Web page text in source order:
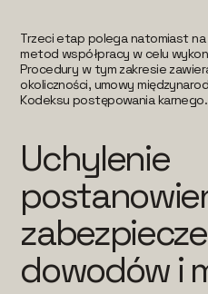
Trzeci etap polega natomiast
metod współpracy w celu
Procedury w tym zakresie
okoliczności, umowy
Kodeksu postępowania karnego.
Uchylenie
dowodów i